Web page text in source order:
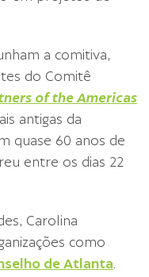
a comitiva,
do Comitê
of the Americas
antigas da
quase 60 anos de
entre os dias 22
Carolina
como
de Atlanta